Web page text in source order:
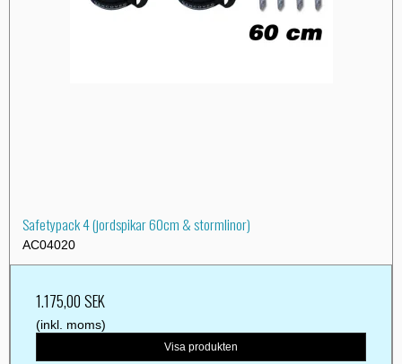
Safetypack 4 (jordspikar 60cm & stormlinor)
AC04020
1.175,00 SEK
(inkl. moms)
Visa produkten